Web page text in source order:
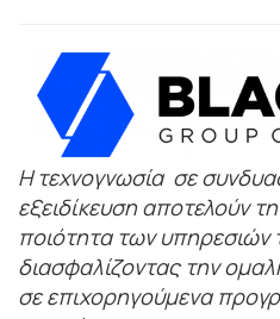
Η τεχνογνωσία σε
εξειδίκευση αποτελούν
ποιότητα των υπηρεσιών
διασφαλίζοντας την
σε επιχορηγούμενα